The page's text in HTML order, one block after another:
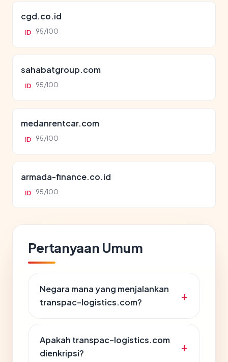
cgd.co.id
ID 95/100
sahabatgroup.com
ID 95/100
medanrentcar.com
ID 95/100
armada-finance.co.id
ID 95/100
Pertanyaan Umum
Negara mana yang menjalankan
transpac-logistics.com?
Apakah transpac-logistics.com
dienkripsi?